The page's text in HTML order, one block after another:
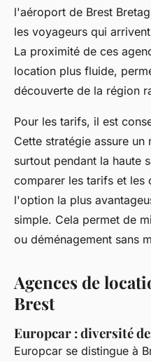
l'aéroport de Brest
les voyageurs qui
La proximité de ces
location plus fluide,
découverte de la région
Pour les tarifs, il est
Cette stratégie assure
surtout pendant la haute
comparer les tarifs et les
l'option la plus
simple. Cela permet de
ou déménagement sans
Agences de
Brest
Europcar : diversité
Europcar se distingue à